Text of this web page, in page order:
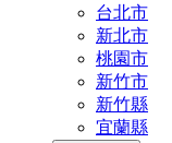
台北市
新北市
桃園市
新竹市
新竹縣
宜蘭縣